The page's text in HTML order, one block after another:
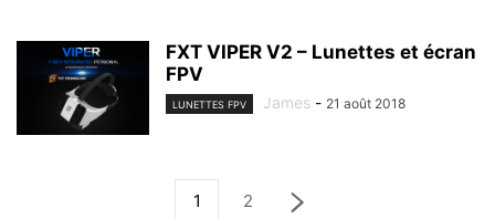
FXT VIPER V2 – Lunettes et écran
FPV
LUNETTES FPV James - 21 août 2018
1 2